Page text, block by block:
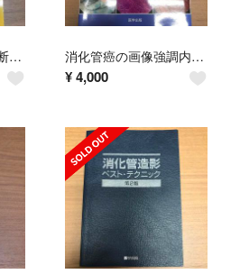
上部消化管内視鏡診断（秘）ノ－ト 消化管癌の画像強調内視鏡 診断と治療
¥4,000